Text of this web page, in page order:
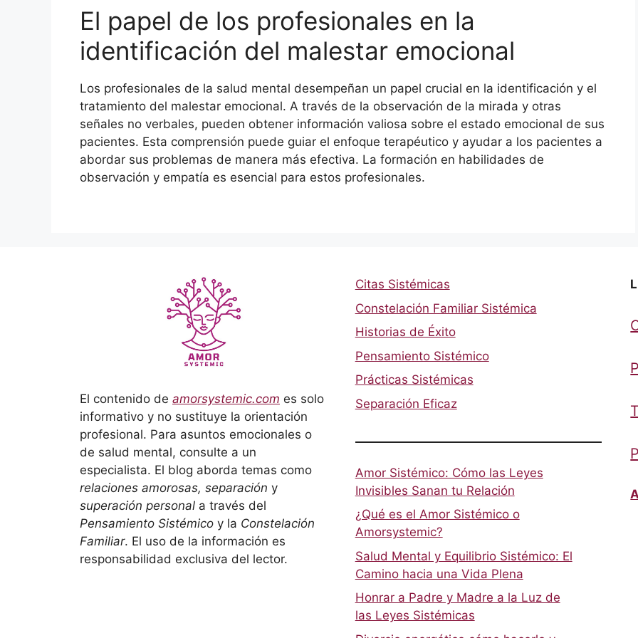
El papel de los profesionales en la
identificación del malestar emocional
Los profesionales de la salud mental desempeñan un papel crucial en la identificación y el
tratamiento del malestar emocional. A través de la observación de la mirada y otras
señales no verbales, pueden obtener información valiosa sobre el estado emocional de sus
pacientes. Esta comprensión puede guiar el enfoque terapéutico y ayudar a los pacientes a
abordar sus problemas de manera más efectiva. La formación en habilidades de
observación y empatía es esencial para estos profesionales.
El contenido de amorsystemic.com es solo
informativo y no sustituye la orientación
profesional. Para asuntos emocionales o
de salud mental, consulte a un
especialista. El blog aborda temas como
relaciones amorosas, separación y
superación personal a través del
Pensamiento Sistémico y la Constelación
Familiar. El uso de la información es
responsabilidad exclusiva del lector.
Citas Sistémicas
Constelación Familiar Sistémica
Historias de Éxito
Pensamiento Sistémico
Prácticas Sistémicas
Separación Eficaz
Amor Sistémico: Cómo las Leyes
Invisibles Sanan tu Relación
¿Qué es el Amor Sistémico o
Amorsystemic?
Salud Mental y Equilibrio Sistémico: El
Camino hacia una Vida Plena
Honrar a Padre y Madre a la Luz de
las Leyes Sistémicas